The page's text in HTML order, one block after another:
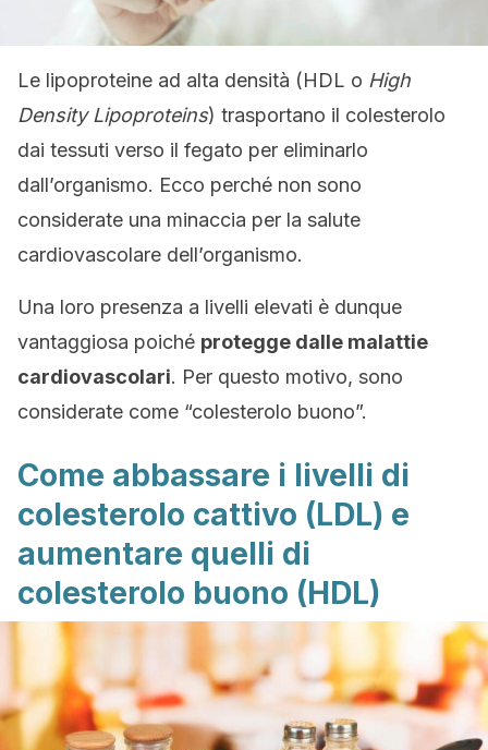
Le lipoproteine ad alta densità (HDL o High
Density Lipoproteins) trasportano il colesterolo
dai tessuti verso il fegato per eliminarlo
dall’organismo. Ecco perché non sono
considerate una minaccia per la salute
cardiovascolare dell’organismo.
Una loro presenza a livelli elevati è dunque
vantaggiosa poiché protegge dalle malattie
cardiovascolari. Per questo motivo, sono
considerate come “colesterolo buono”.
Come abbassare i livelli di
colesterolo cattivo (LDL) e
aumentare quelli di
colesterolo buono (HDL)